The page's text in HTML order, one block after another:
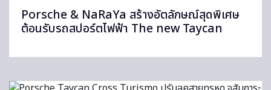
Porsche & NaRaYa สร้างอัตลักษณ์สุดพิเศษ
ต้อนรับรถสปอร์ตไฟฟ้า The new Taycan